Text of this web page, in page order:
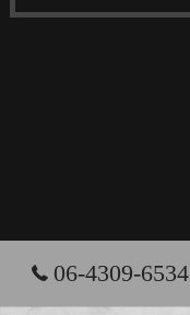
06-4309-6534